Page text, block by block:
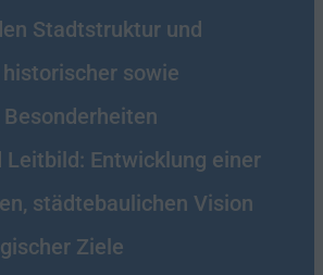
Stadtstruktur und
sowie
Leitbild: Entwicklung einer
städtebaulichen Vision
Ziele